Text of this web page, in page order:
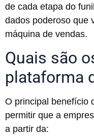
de cada etapa do
dados poderoso que
máquina de vendas.
Quais são
plataforma
O principal benefício
permitir que a
a partir da: